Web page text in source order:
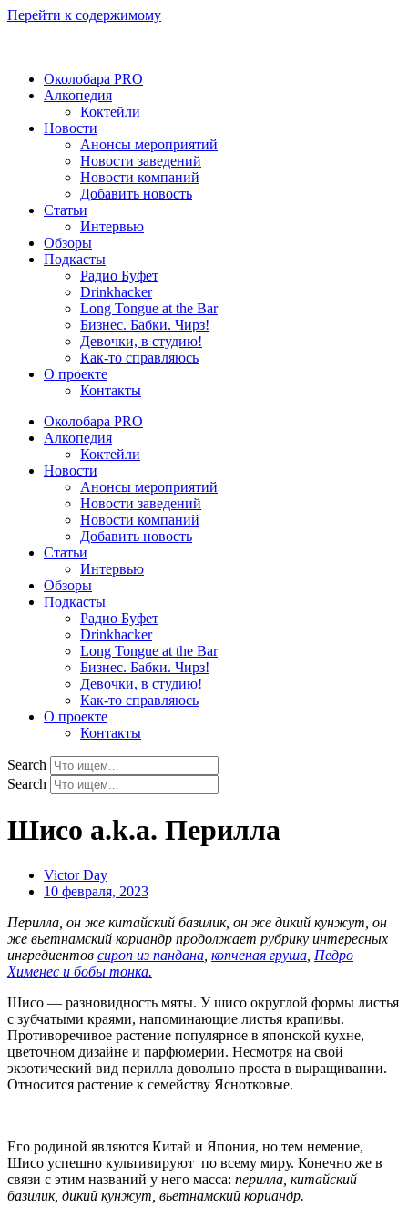
Перейти к содержимому
Околобара PRO
Алкопедия
Коктейли
Новости
Анонсы мероприятий
Новости заведений
Новости компаний
Добавить новость
Статьи
Интервью
Обзоры
Подкасты
Радио Буфет
Drinkhacker
Long Tongue at the Bar
Бизнес. Бабки. Чирз!
Девочки, в студию!
Как-то справляюсь
О проекте
Контакты
Околобара PRO
Алкопедия
Коктейли
Новости
Анонсы мероприятий
Новости заведений
Новости компаний
Добавить новость
Статьи
Интервью
Обзоры
Подкасты
Радио Буфет
Drinkhacker
Long Tongue at the Bar
Бизнес. Бабки. Чирз!
Девочки, в студию!
Как-то справляюсь
О проекте
Контакты
Search
Search
Шисо a.k.a. Перилла
Victor Day
10 февраля, 2023
Перилла, он же китайский базилик, он же дикий кунжут, он
же вьетнамский кориандр продолжает рубрику интересных
ингредиентов сироп из пандана копченая груша Педро
Хименес и бобы тонка.
Шисо — разновидность мяты. У шисо округлой формы листья
с зубчатыми краями, напоминающие листья крапивы.
Противоречивое растение популярное в японской кухне,
цветочном дизайне и парфюмерии. Несмотря на свой
экзотический вид перилла довольно проста в выращивании.
Относится растение к семейству Яснотковые.
Его родиной являются Китай и Япония, но тем немение,
Шисо успешно культивируют по всему миру. Конечно же в
связи с этим названий у него масса: перилла, китайский
базилик, дикий кунжут, вьетнамский кориандр.